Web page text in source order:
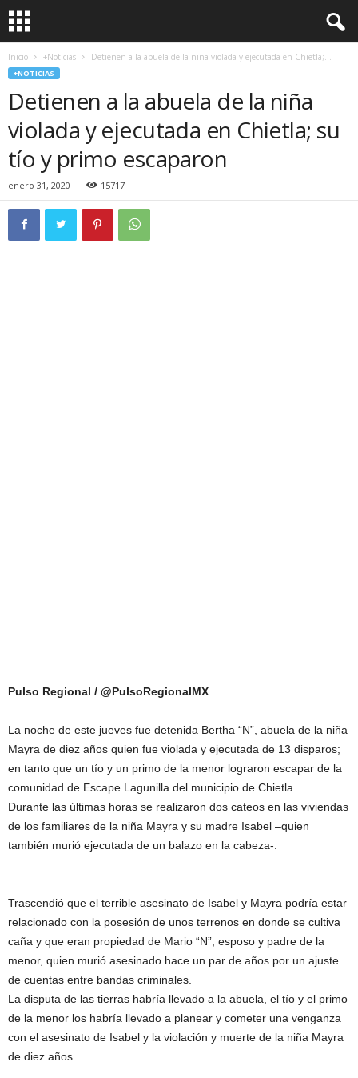
Inicio +Noticias Detienen a la abuela de la niña violada y ejecutada en Chietla;...
+NOTICIAS
Detienen a la abuela de la niña
violada y ejecutada en Chietla; su
tío y primo escaparon
enero 31, 2020 15717
Pulso Regional / @PulsoRegionalMX
La noche de este jueves fue detenida Bertha “N”, abuela de la niña
Mayra de diez años quien fue violada y ejecutada de 13 disparos;
en tanto que un tío y un primo de la menor lograron escapar de la
comunidad de Escape Lagunilla del municipio de Chietla.
Durante las últimas horas se realizaron dos cateos en las viviendas
de los familiares de la niña Mayra y su madre Isabel –quien
también murió ejecutada de un balazo en la cabeza-.
Trascendió que el terrible asesinato de Isabel y Mayra podría estar
relacionado con la posesión de unos terrenos en donde se cultiva
caña y que eran propiedad de Mario “N”, esposo y padre de la
menor, quien murió asesinado hace un par de años por un ajuste
de cuentas entre bandas criminales.
La disputa de las tierras habría llevado a la abuela, el tío y el primo
de la menor los habría llevado a planear y cometer una venganza
con el asesinato de Isabel y la violación y muerte de la niña Mayra
de diez años.